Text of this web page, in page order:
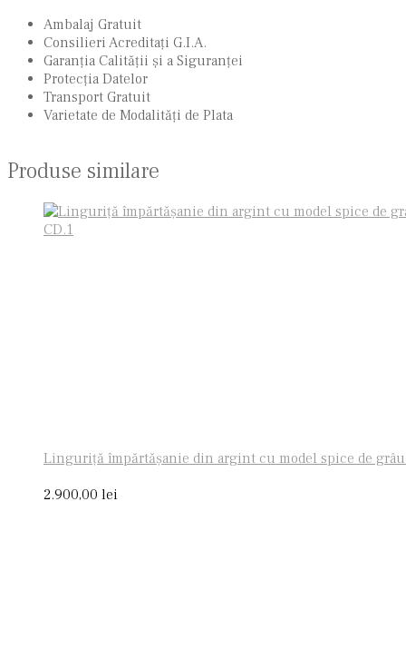
Ambalaj Gratuit
Consilieri Acreditaţi G.I.A.
Garanţia Calităţii şi a Siguranţei
Protecţia Datelor
Transport Gratuit
Varietate de Modalităţi de Plata
Produse similare
Linguriţă împărtășanie din argint cu model spice de grâu
2.900,00 lei